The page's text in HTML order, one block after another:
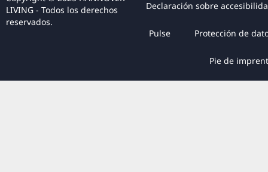
LIVING - Todos los derechos
reservados.
Declaración sobre
Pulse Protección de
Pie de